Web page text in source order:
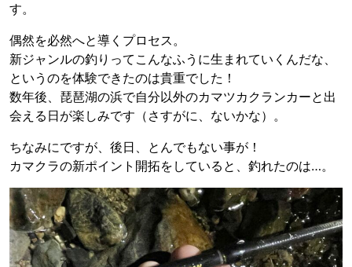
す。
偶然を必然へと導くプロセス。
新ジャンルの釣りってこんなふうに生まれていくんだな、
というのを体験できたのは貴重でした！
数年後、琵琶湖の浜で自分以外のカマツカクランカーと出
会える日が楽しみです（さすがに、ないかな）。
ちなみにですが、後日、とんでもない事が！
カマクラの新ポイント開拓をしていると、釣れたのは…。